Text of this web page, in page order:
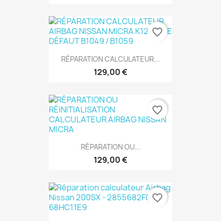
RÉPARATION CALCULATEUR...
129,00 €
favorite_border
RÉPARATION OU...
129,00 €
favorite_border
favorite_border